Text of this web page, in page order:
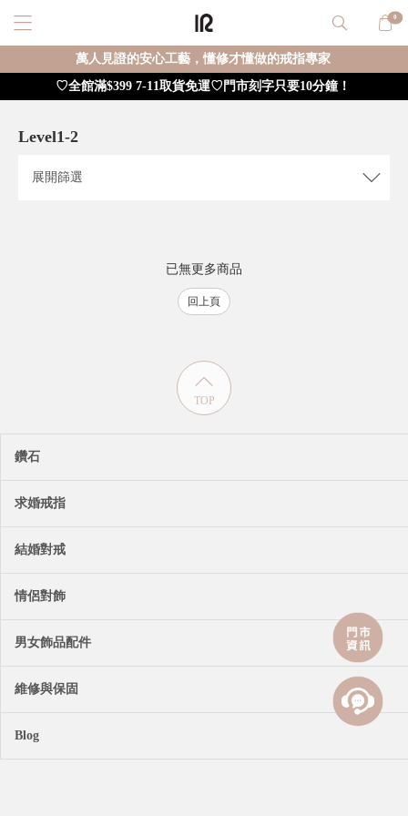
0
萬人見證的安心工藝，懂修才懂做的戒指專家
♡全館滿$399 7-11取貨免運♡門市刻字只要10分鐘！
Level1-2
展開篩選
已無更多商品
回上頁
TOP
鑽石
求婚戒指
結婚對戒
情侶對飾
男女飾品配件
維修與保固
Blog